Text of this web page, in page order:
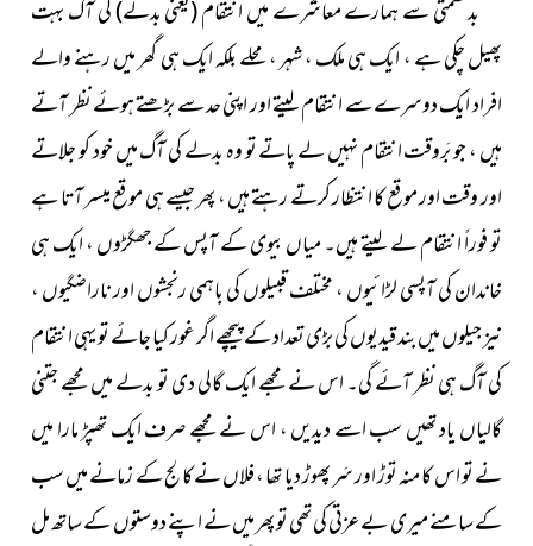
بدقسمتی سے ہمارے معاشرے میں انتقام(یعنی بدلے)کی آگ بہت
پھیل چکی ہے ، ایک ہی ملک ، شہر ، محلے بلکہ ایک ہی گھر میں رہنے والے
افراد ایک دوسرے سے انتقام لیتے اور اپنی حد سے بڑھتے ہوئے نظر آتے
ہیں ، جو بَروقت انتقام نہیں لے پاتے تو وہ بدلے کی آگ میں خود کو جلاتے
اور وقت اور موقع کا انتظار کرتے رہتے ہیں ، پھر جیسے ہی موقع میسر آتا ہے
تو فوراً انتقام لے لیتے ہیں۔ میاں بیوی کے آپس کے جھگڑوں ، ایک ہی
خاندان کی آپسی لڑائیوں ، مختلف قبیلوں کی باہمی رنجشوں اور ناراضگیوں ،
نیز جیلوں میں بند قیدیوں کی بڑی تعداد کے پیچھے اگر غور کیا جائے تو یہی انتقام
کی آگ ہی نظر آئے گی۔ اس نے مجھے ایک گالی دی تو بدلے میں مجھے جتنی
گالیاں یاد تھیں سب اسے دیدیں ، اس نے مجھے صرف ایک تھپڑ مارا میں
نے تو اس کا منہ توڑ اور سَر پھوڑ دیا تھا ، فلاں نے کالج کے زمانے میں سب
کے سامنے میری بےعزتی کی تھی تو پھر میں نے اپنے دوستوں کے ساتھ مل